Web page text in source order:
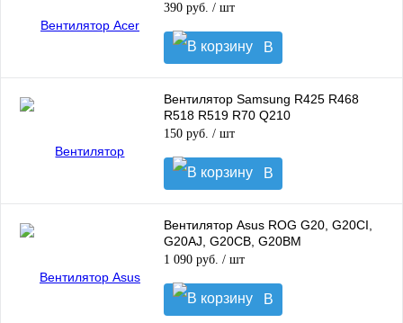
390 руб. / шт
В
корзину
Вентилятор Samsung R425 R468
R518 R519 R70 Q210
150 руб. / шт
В
корзину
Вентилятор Asus ROG G20, G20CI,
G20AJ, G20CB, G20BM
1 090 руб. / шт
В